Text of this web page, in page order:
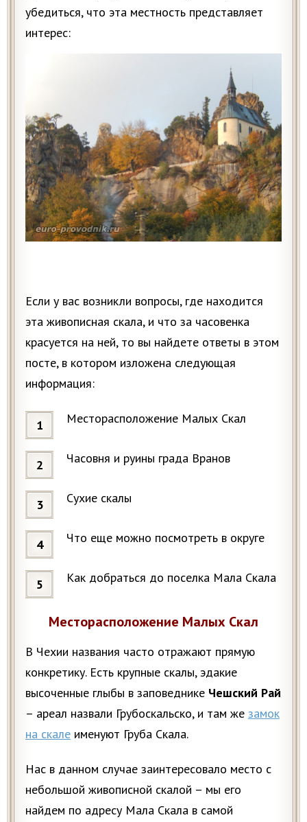
убедиться, что эта местность представляет
интерес:
Если у вас возникли вопросы, где находится
эта живописная скала, и что за часовенка
красуется на ней, то вы найдете ответы в этом
посте, в котором изложена следующая
информация:
Месторасположение Малых Скал
Часовня и руины града Вранов
Сухие скалы
Что еще можно посмотреть в округе
Как добраться до поселка Мала Скала
Месторасположение Малых Скал
В Чехии названия часто отражают прямую
конкретику. Есть крупные скалы, эдакие
высоченные глыбы в заповеднике Чешский Рай
– ареал назвали Грубоскальско, и там же замок
на скале именуют Груба Скала.
Нас в данном случае заинтересовало место с
небольшой живописной скалой – мы его
найдем по адресу Мала Скала в самой